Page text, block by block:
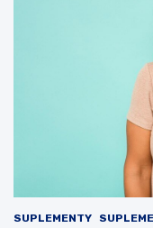
SUPLEMENTY